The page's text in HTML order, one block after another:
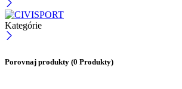
Kategórie
Porovnaj produkty (0 Produkty)